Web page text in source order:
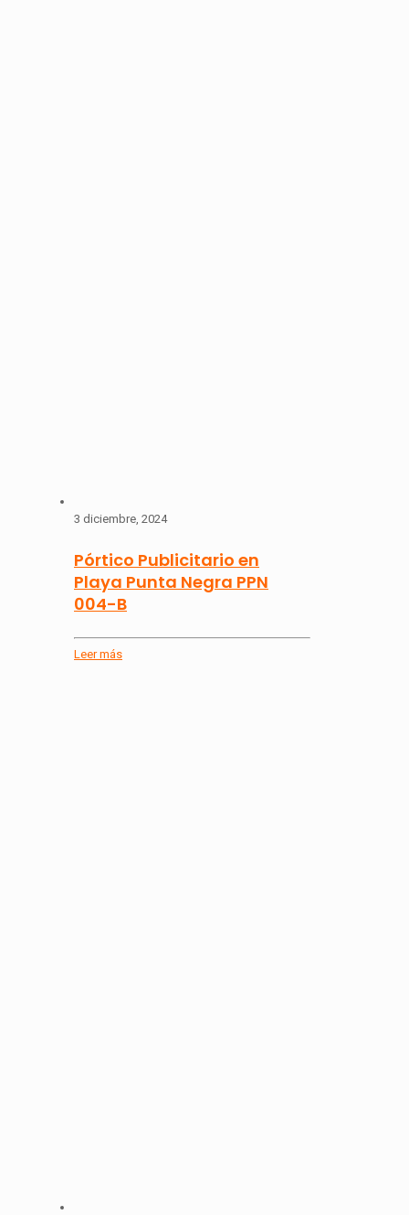
3 diciembre, 2024
Pórtico Publicitario en
Playa Punta Negra PPN
004-B
Leer más